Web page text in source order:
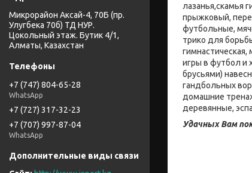
лазанья,скамья
прыжковый,
футбольные,
трико для
игры в футбол и
брусьями)
гандбольных
домашние
деревянные,
Удачных Вам
Микрорайон Аксай-4, 70Б (пр.
Улугбека 70б) ТД НУР.
Цокольный этаж. Бутик 4/1,
Алматы, Казахстан
+7 (747) 804-65-28
WhatsApp
+7 (727) 317-32-23
+7 (707) 997-87-04
WhatsApp